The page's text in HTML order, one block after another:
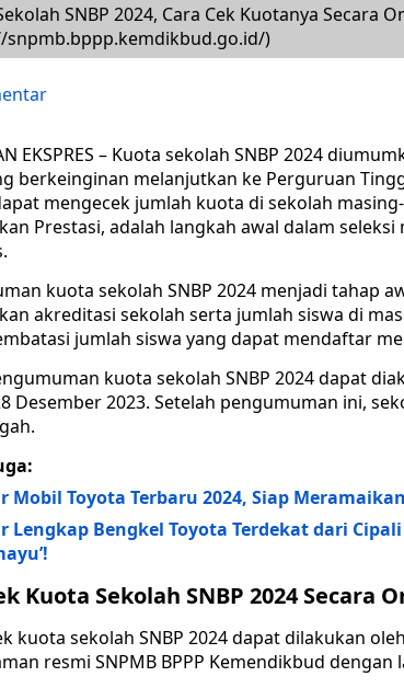
SNBP 2024, Cara Cek Kuotanya Secara
snpmb.bppp.kemdikbud.go.id/)
EKSPRES – Kuota sekolah SNBP 2024
berkeinginan melanjutkan ke Perguruan
mengecek jumlah kuota di sekolah
Prestasi, adalah langkah awal dalam
kuota sekolah SNBP 2024 menjadi tahap
akreditasi sekolah serta jumlah siswa di
jumlah siswa yang dapat mendaftar
kuota sekolah SNBP 2024 dapat
Desember 2023. Setelah pengumuman ini,
Mobil Toyota Terbaru 2024, Siap
Lengkap Bengkel Toyota Terdekat dari
Kuota Sekolah SNBP 2024 Secara
kuota sekolah SNBP 2024 dapat dilakukan
resmi SNPMB BPPP Kemendikbud